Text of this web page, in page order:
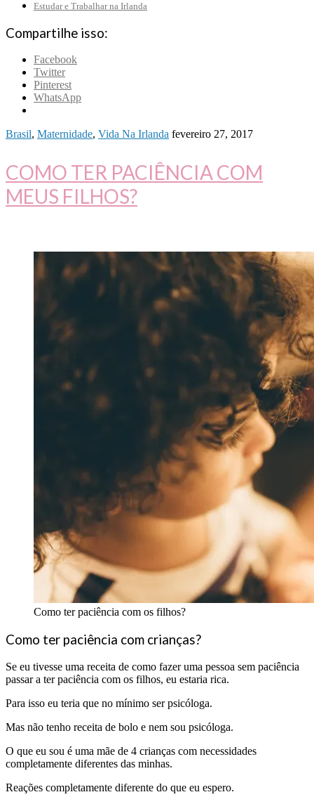
Estudar e Trabalhar na Irlanda
Compartilhe isso:
Facebook
Twitter
Pinterest
WhatsApp
Brasil, Maternidade, Vida Na Irlanda fevereiro 27, 2017
COMO TER PACIÊNCIA COM
MEUS FILHOS?
Como ter paciência com os filhos?
Como ter paciência com crianças?
Se eu tivesse uma receita de como fazer uma pessoa sem paciência
passar a ter paciência com os filhos, eu estaria rica.
Para isso eu teria que no mínimo ser psicóloga.
Mas não tenho receita de bolo e nem sou psicóloga.
O que eu sou é uma mãe de 4 crianças com necessidades
completamente diferentes das minhas.
Reações completamente diferente do que eu espero.